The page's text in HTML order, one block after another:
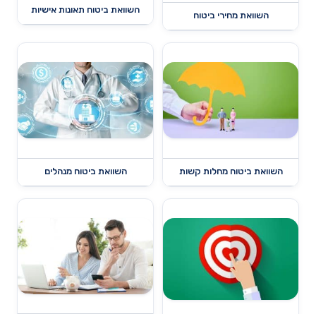
השוואת מחירי ביטוח
השוואת ביטוח תאונות אישיות
השוואת ביטוח מחלות קשות השוואת ביטוח מנהלים